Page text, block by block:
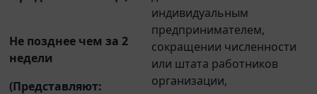
Не позднее чем за 2
недели
(Представляют
индивидуальным
предпринимателем,
сокращении численности
или штата работников
организации,
индивидуального